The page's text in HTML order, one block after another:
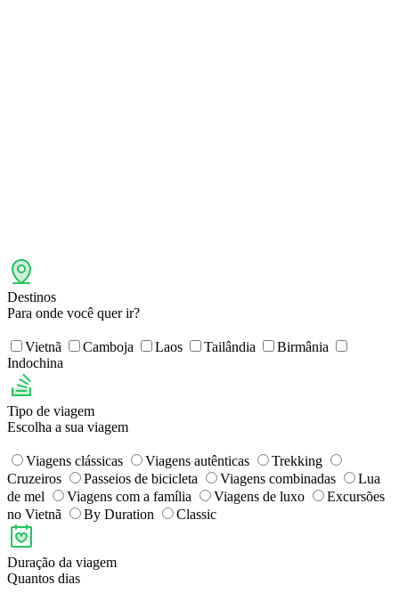
Destinos
Para onde você quer ir?
Vietnã Camboja Laos Tailândia
Birmânia
Indochina
Tipo de viagem
Escolha a sua viagem
Viagens clássicas Viagens autênticas
Trekking
Cruzeiros
Passeios de bicicleta Viagens combinadas
Lua
de mel
Viagens com a família Viagens de luxo
Excursões
no Vietnã
By Duration Classic
Duração da viagem
Quantos dias